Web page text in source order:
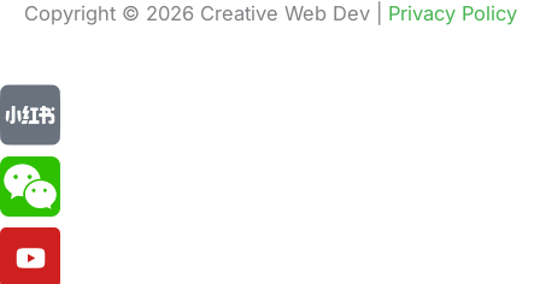
Copyright © 2026 Creative Web Dev | Privacy Policy
Y
o